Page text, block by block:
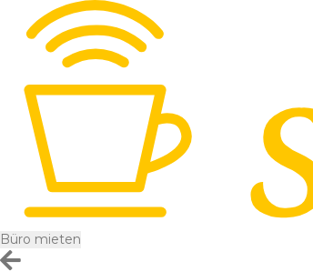
Büro mieten